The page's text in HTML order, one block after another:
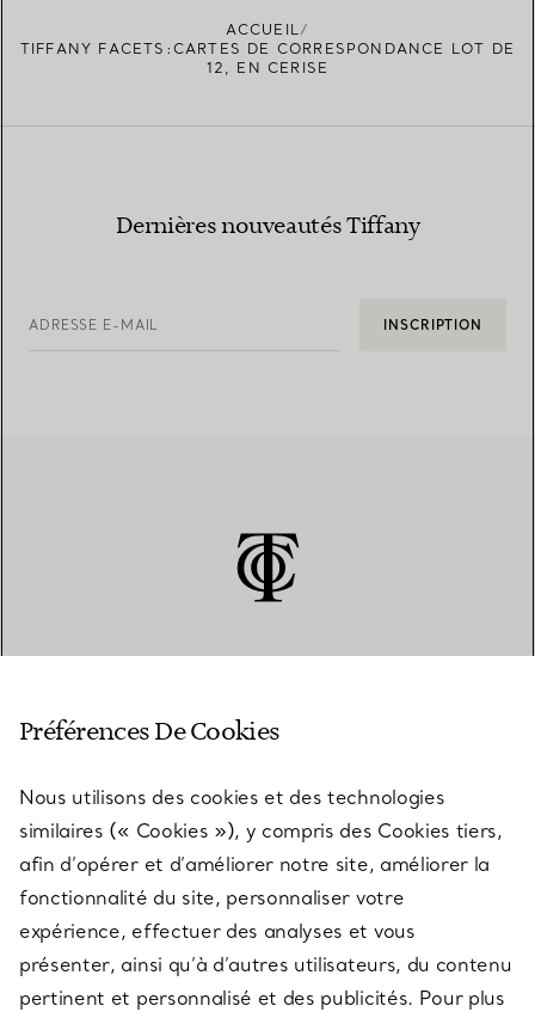
ACCUEIL
TIFFANY FACETS:CARTES DE CORRESPONDANCE LOT DE
12, EN CERISE
Dernières nouveautés Tiffany
ADRESSE E-MAIL INSCRIPTION
SERVICES
À PROPOS
QUESTIONS LÉGALES
Préférences De Cookies
Nous utilisons des cookies et des technologies
similaires (« Cookies »), y compris des Cookies tiers,
afin d’opérer et d’améliorer notre site, améliorer la
fonctionnalité du site, personnaliser votre
expérience, effectuer des analyses et vous
présenter, ainsi qu’à d’autres utilisateurs, du contenu
pertinent et personnalisé et des publicités. Pour plus